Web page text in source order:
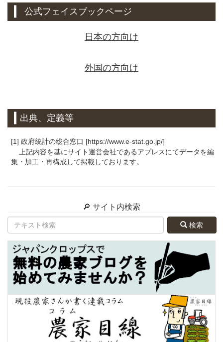
公式フェイスブックページ
日本の方向け
外国の方向け
出典、定義等
[1] 政府統計の総合窓口 [https://www.e-stat.go.jp/]
上記内容を基にサイト運営会社であるアプレスにてデータを編
集・加工・再構成して掲載しております。
🔎 サイト内検索
検索